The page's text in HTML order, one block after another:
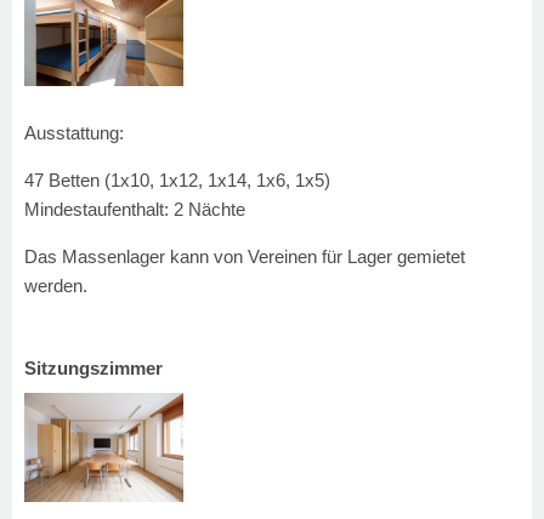
Ausstattung:
47 Betten (1x10, 1x12, 1x14, 1x6, 1x5)
Mindestaufenthalt: 2 Nächte
Das Massenlager kann von Vereinen für Lager gemietet
werden.
Sitzungszimmer